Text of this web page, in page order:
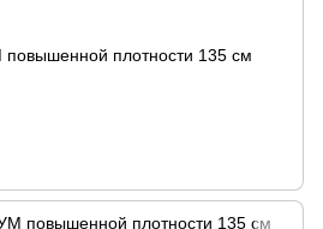
плотности 135 см